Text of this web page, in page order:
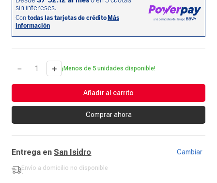
＋
－ ¡Menos de 5 unidades disponible!
Añadir al carrito
Comprar ahora
Entrega en San Isidro Cambiar
Envío a domicilio no disponible
-